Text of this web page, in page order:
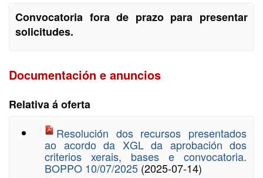
Convocatoria fora de prazo para presentar
solicitudes.
Documentación e anuncios
Relativa á oferta
Resolución dos recursos presentados
ao acordo da XGL da aprobación dos
criterios xerais, bases e convocatoria.
BOPPO 10/07/2025 (2025-07-14)